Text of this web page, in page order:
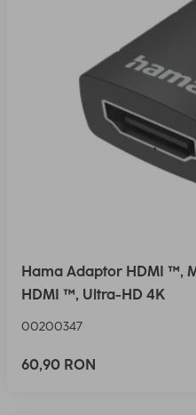
Hama Adaptor HDMI ™,
HDMI ™, Ultra-HD 4K
00200347
60,90 RON